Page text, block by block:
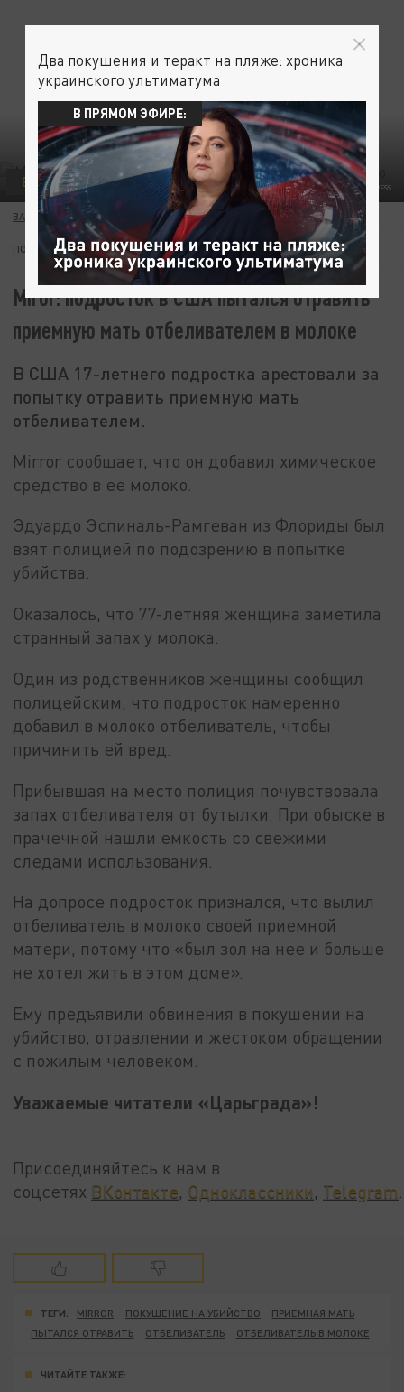
CADU ROLIM/KEYSTONE PRESS AGENCY/GLOBALLOOKPRESS
В МИРЕ
ВАСИЛИЙ ХАБАЧЕВ 25 АПРЕЛЯ 05:59
ПОДПИШИТЕСЬ:
Miror: подросток в США пытался отравить
приемную мать отбеливателем в молоке
В США 17-летнего подростка арестовали за
попытку отравить приемную мать
отбеливателем.
Mirror сообщает, что он добавил химическое
средство в ее молоко.
Эдуардо Эспиналь-Рамгеван из Флориды был
взят полицией по подозрению в попытке
убийства.
Оказалось, что 77-летняя женщина заметила
странный запах у молока.
Один из родственников женщины сообщил
полицейским, что подросток намеренно
добавил в молоко отбеливатель, чтобы
причинить ей вред.
Прибывшая на место полиция почувствовала
запах отбеливателя от бутылки. При обыске в
прачечной нашли емкость со свежими
следами использования.
На допросе подросток признался, что вылил
отбеливатель в молоко своей приемной
матери, потому что «был зол на нее и больше
не хотел жить в этом доме».
Ему предъявили обвинения в покушении на
убийство, отравлении и жестоком обращении
с пожилым человеком.
Уважаемые читатели «Царьграда»!
Присоединяйтесь к нам в
соцсетях ВКонтакте, Одноклассники, Telegram
ТЕГИ: MIRROR ПОКУШЕНИЕ НА УБИЙСТВО
ПРИЕМНАЯ МАТЬ
ПЫТАЛСЯ ОТРАВИТЬ
ОТБЕЛИВАТЕЛЬ ОТБЕЛИВАТЕЛЬ В МОЛОКЕ
ЧИТАЙТЕ ТАКЖЕ:
Два покушения и теракт на пляже: хроника
украинского ультиматума
В ПРЯМОМ ЭФИРЕ: